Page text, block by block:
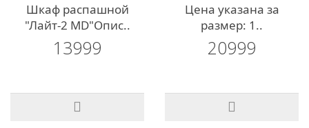
Шкаф распашной
"Лайт-2 MD"Опис..
13999
Цена указана за
размер: 1..
20999